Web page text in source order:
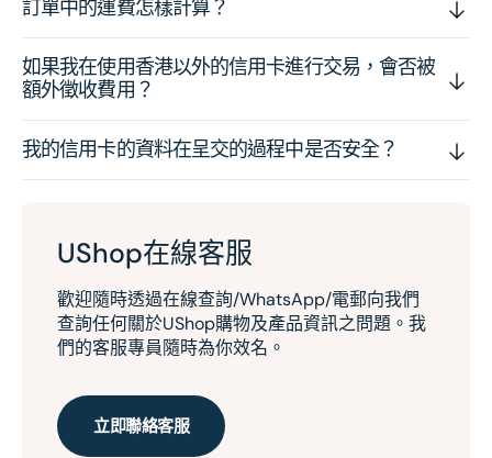
訂單中的運費怎樣計算？
如果我在使用香港以外的信用卡進行交易，會否被
額外徵收費用？
我的信用卡的資料在呈交的過程中是否安全？
UShop在線客服
歡迎隨時透過在線查詢/WhatsApp/電郵向我們
查詢任何關於UShop購物及產品資訊之問題。我
們的客服專員隨時為你效名。
立即聯絡客服